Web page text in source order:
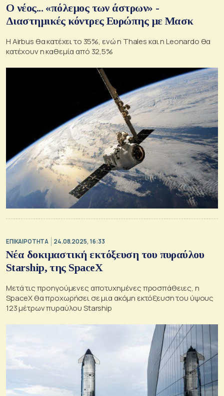
Ο νέος... «πόλεμος των άστρων» -
Διαστημικές κόντρες Ευρώπης με Μασκ
Η Airbus θα κατέχει το 35%, ενώ η Thales και η Leonardo θα
κατέχουν η καθεμία από 32,5%
ΕΠΙΚΑΙΡΟΤΗΤΑ 24.08.2025, 16:33
Νέα δοκιμαστική εκτόξευση του πυραύλου
Starship, της SpaceX
Μετά τις προηγούμενες αποτυχημένες προσπάθειες, η
SpaceX θα προχωρήσει σε μια ακόμη εκτόξευση του ύψους
123 μέτρων πυραύλου Starship